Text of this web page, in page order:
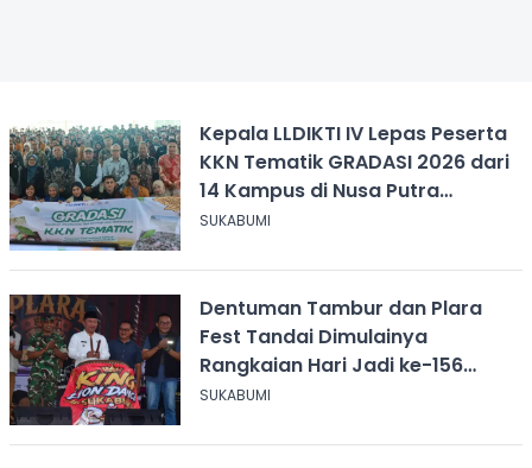
Kepala LLDIKTI IV Lepas Peserta
KKN Tematik GRADASI 2026 dari
14 Kampus di Nusa Putra
University
SUKABUMI
Dentuman Tambur dan Plara
Fest Tandai Dimulainya
Rangkaian Hari Jadi ke-156
Kabupaten Sukabumi
SUKABUMI